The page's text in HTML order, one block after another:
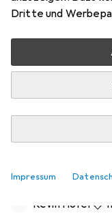
Dritte und
Impressum
Meine Zeit
vermisse sie
Kevin Hofer 110